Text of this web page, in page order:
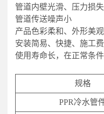
管道内壁光滑、压力损
管道传送噪声小
产品色彩柔和、外形美
安装简易、快捷、施工
使用寿命长，在正常条
规格
PPR冷水管